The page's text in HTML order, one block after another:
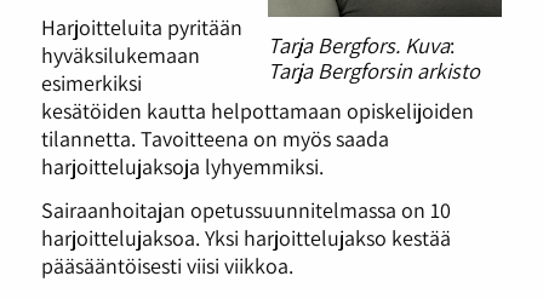
Tarja Bergfors. Kuva:
Tarja Bergforsin arkisto
Harjoitteluita pyritään
hyväksilukemaan
esimerkiksi
kesätöiden kautta helpottamaan opiskelijoiden
tilannetta. Tavoitteena on myös saada
harjoittelujaksoja lyhyemmiksi.
Sairaanhoitajan opetussuunnitelmassa on 10
harjoittelujaksoa. Yksi harjoittelujakso kestää
pääsääntöisesti viisi viikkoa.